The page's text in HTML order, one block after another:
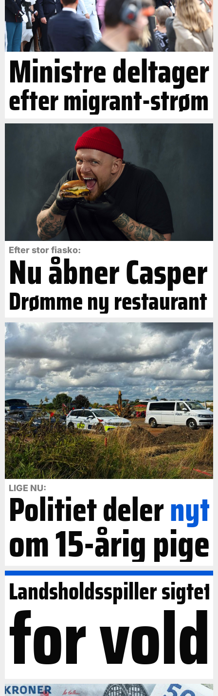
Ministre deltager
efter migrant-strøm
Efter stor fiasko:
Nu åbner Casper
Drømme ny restaurant
LIGE NU:
Politiet delernyt
om 15-årig pige
Landsholdsspiller sigtet
for vold